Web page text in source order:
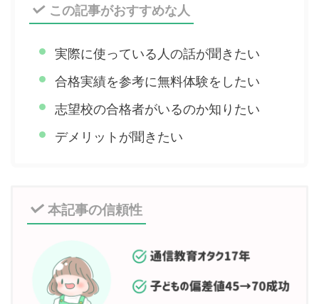
この記事がおすすめな人
実際に使っている人の話が聞きたい
合格実績を参考に無料体験をしたい
志望校の合格者がいるのか知りたい
デメリットが聞きたい
本記事の信頼性